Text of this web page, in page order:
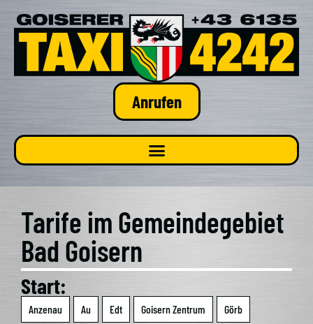
Anrufen
Tari­fe im Gemein­de­ge­biet
Bad Goi­sern
Start:
Anzen­au Au Edt Goi­sern Zen­trum Görb